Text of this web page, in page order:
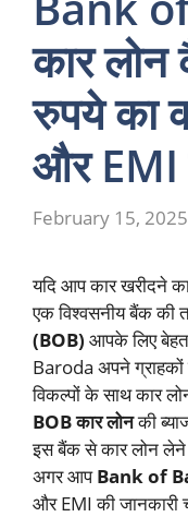
कार
रुपये का
और EMI
February 15, 2025
यदि आप कार खरीदने
एक विश्वसनीय बैंक की
(BOB) आपके लिए
Baroda अपने
विकल्पों के साथ कार
BOB कार लोनकी
इस बैंक से कार लोन लेने
अगर आपBank of
और EMI की